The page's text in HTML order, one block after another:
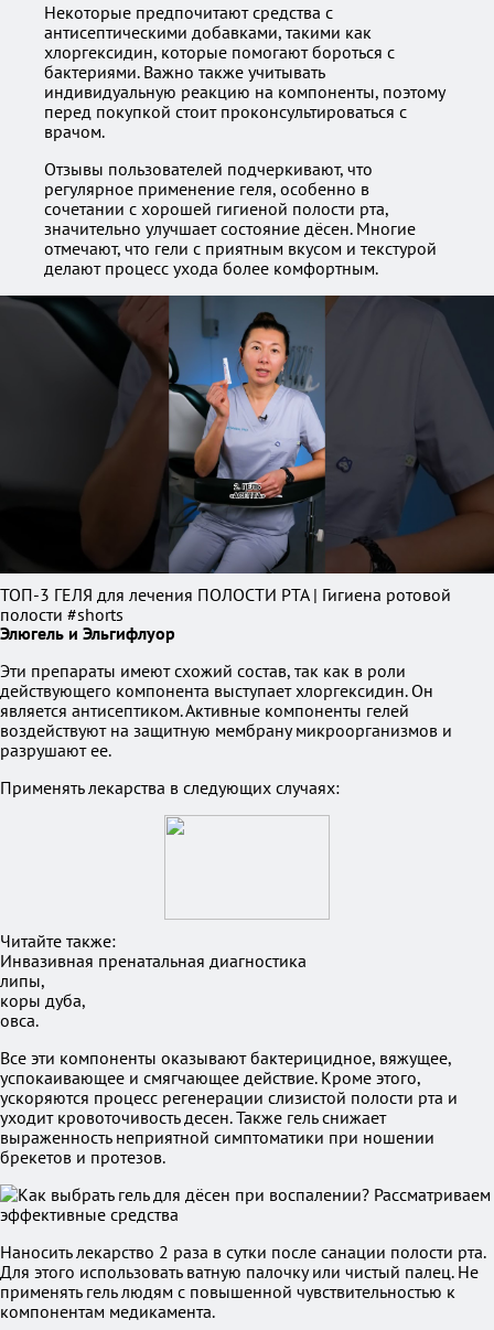
Некоторые предпочитают средства с
антисептическими добавками, такими как
хлоргексидин, которые помогают бороться с
бактериями. Важно также учитывать
индивидуальную реакцию на компоненты, поэтому
перед покупкой стоит проконсультироваться с
врачом.
Отзывы пользователей подчеркивают, что
регулярное применение геля, особенно в
сочетании с хорошей гигиеной полости рта,
значительно улучшает состояние дёсен. Многие
отмечают, что гели с приятным вкусом и текстурой
делают процесс ухода более комфортным.
ТОП-3 ГЕЛЯ для лечения ПОЛОСТИ РТА | Гигиена ротовой
полости #shorts
Элюгель и Эльгифлуор
Эти препараты имеют схожий состав, так как в роли
действующего компонента выступает хлоргексидин. Он
является антисептиком. Активные компоненты гелей
воздействуют на защитную мембрану микроорганизмов и
разрушают ее.
Применять лекарства в следующих случаях:
Читайте также:
Инвазивная пренатальная диагностика
липы,
коры дуба,
овса.
Все эти компоненты оказывают бактерицидное, вяжущее,
успокаивающее и смягчающее действие. Кроме этого,
ускоряются процесс регенерации слизистой полости рта и
уходит кровоточивость десен. Также гель снижает
выраженность неприятной симптоматики при ношении
брекетов и протезов.
Наносить лекарство 2 раза в сутки после санации полости рта.
Для этого использовать ватную палочку или чистый палец. Не
применять гель людям с повышенной чувствительностью к
компонентам медикамента.